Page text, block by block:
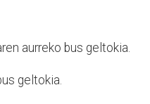
aurreko bus geltokia.
geltokia.